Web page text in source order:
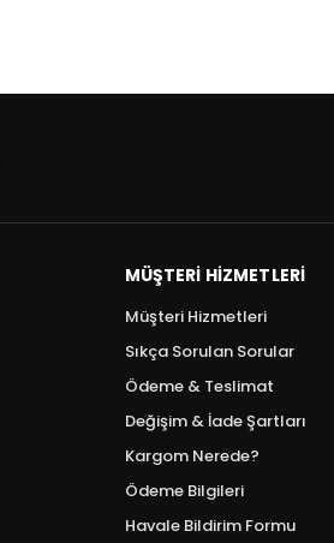
MÜŞTERI HIZMETLERI
Müşteri Hizmetleri
Sıkça Sorulan Sorular
Ödeme & Teslimat
Değişim & İade Şartları
Kargom Nerede?
Ödeme Bilgileri
Havale Bildirim Formu